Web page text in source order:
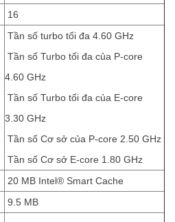
16
Tần số turbo tối đa 4.60 GHz
Tần số Turbo tối đa của P-core
4.60 GHz
Tần số Turbo tối đa của E-core
3.30 GHz
Tần số Cơ sở của P-core 2.50 GHz
Tần số Cơ sở E-core 1.80 GHz
20 MB Intel® Smart Cache
9.5 MB